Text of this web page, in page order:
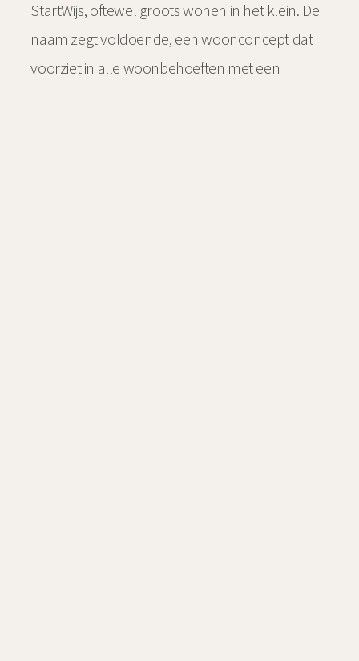
StartWijs, oftewel groots wonen in het klein. De
naam zegt voldoende, een woonconcept dat
voorziet in alle woonbehoeften met een